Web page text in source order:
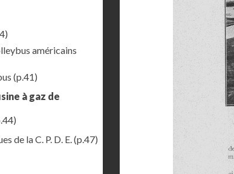
américains
(p.41)
à gaz de
de la C. P. D. E.(p.47)